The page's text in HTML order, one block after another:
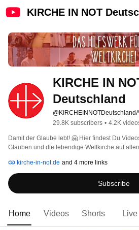
KIRCHE IN NOT
KIRCHE IN
Deutschland
29.8K subscribers • 4.2K
Damit der Glaube lebt! 🤗 Hier findest Du
Glauben und die lebendige Weltkirche auf
möchtest: Kanal abonnieren!
kirche-in-not.de and 4 more links
Subscribe
Home Videos Shorts Live